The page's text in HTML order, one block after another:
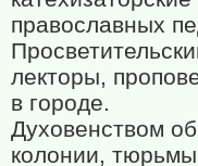
православных
лекторы,
в городе.
Духовенством
колонии,